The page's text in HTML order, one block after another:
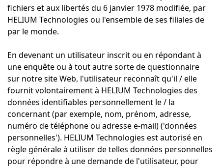
fichiers et aux libertés du 6 janvier 1978 modifiée, par
HELIUM Technologies ou l'ensemble de ses filiales de
par le monde.
En devenant un utilisateur inscrit ou en répondant à
une enquête ou à tout autre sorte de questionnaire
sur notre site Web, l'utilisateur reconnaît qu'il / elle
fournit volontairement à HELIUM Technologies des
données identifiables personnellement le / la
concernant (par exemple, nom, prénom, adresse,
numéro de téléphone ou adresse e-mail) ('données
personnelles'). HELIUM Technologies est autorisé en
règle générale à utiliser de telles données personnelles
pour répondre à une demande de l'utilisateur, pour